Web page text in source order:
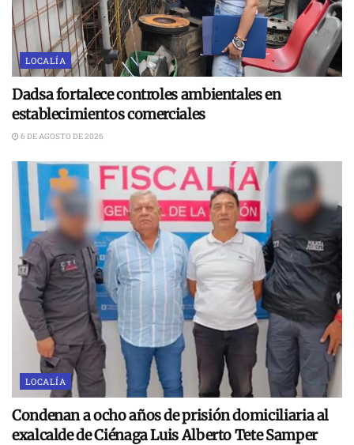
LOCALÍA
Dadsa fortalece controles ambientales en
establecimientos comerciales
6 DE AGOSTO DE 2026
LOCALÍA
Condenan a ocho años de prisión domiciliaria al
exalcalde de Ciénaga Luis Alberto Tete Samper